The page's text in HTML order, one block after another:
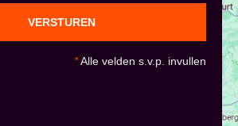
VERSTUREN
*Alle velden s.v.p. invullen